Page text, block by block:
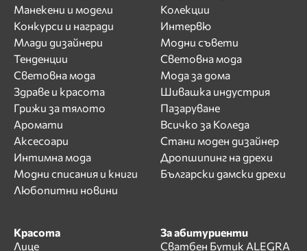
Манекени и модели
Конкурси и награди
Млади дизайнери
Тенденции
Световна мода
Здраве и красота
Грижи за тялото
Аромати
Аксесоари
Интимна мода
Модни списания и книги
Любопитни новини
Колекции
Интервю
Модни съвети
Световна мода
Мода за дома
Шивашка индустрия
Пазаруване
Всичко за Коледа
Стани моден дизайнер
Дропшипинг на дрехи
Български дамски дрехи
Красота
Лице
За абитуриенти
Сватбен Бутик ALEGRA